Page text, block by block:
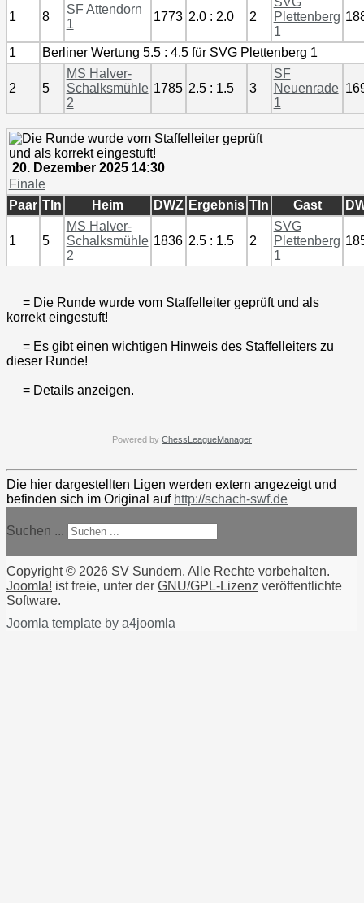
1 8
SF Attendorn
1
1773 2.0 : 2.0 2
Plettenberg
1
1 Berliner Wertung 5.5 : 4.5 für SVG Plettenberg 1
2 5
MS Halver-
Schalksmühle
2
1785 2.5 : 1.5 3
SF
Neuenrade
1
20. Dezember 2025 14:30
Finale
Paar Tln Heim DWZ Ergebnis Tln Gast
1 5
MS Halver-
Schalksmühle
2
1836 2.5 : 1.5 2
SVG
Plettenberg
1
= Die Runde wurde vom Staffelleiter geprüft und als
korrekt eingestuft!
= Es gibt einen wichtigen Hinweis des Staffelleiters zu
dieser Runde!
= Details anzeigen.
Powered by ChessLeagueManager
Die hier dargestellten Ligen werden extern angezeigt und
befinden sich im Original auf http://schach-swf.de
Suchen ...
Copyright © 2026 SV Sundern. Alle Rechte vorbehalten.
Joomla! ist freie, unter der GNU/GPL-Lizenz veröffentlichte
Software.
Joomla template by a4joomla